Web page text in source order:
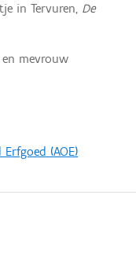
in Tervuren, De
mevrouw
(AOE)